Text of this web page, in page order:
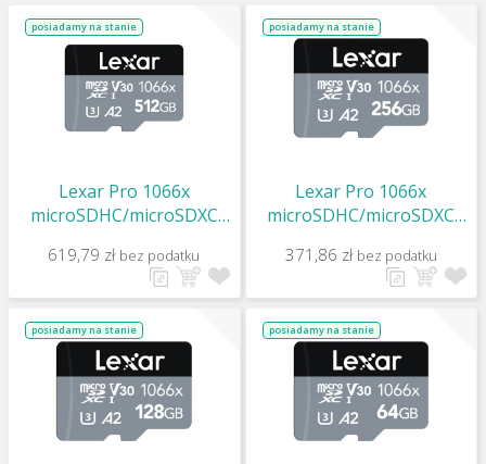
posiadamy na stanie
Lexar Pro 1066x
microSDHC/microSDXC
512Gb
619,79 zł bez podatku
posiadamy na stanie
Lexar Pro 1066x
microSDHC/microSDXC
256Gb
371,86 zł bez podatku
posiadamy na stanie posiadamy na stanie